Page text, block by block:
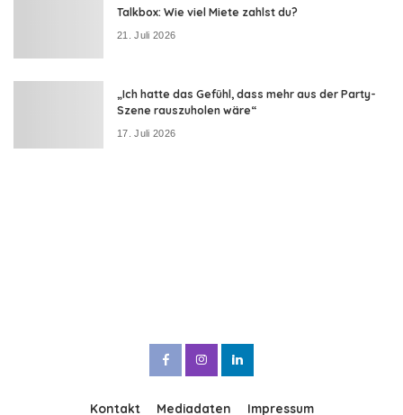
Talkbox: Wie viel Miete zahlst du?
21. Juli 2026
„Ich hatte das Gefühl, dass mehr aus der Party-
Szene rauszuholen wäre“
17. Juli 2026
Kontakt Mediadaten Impressum